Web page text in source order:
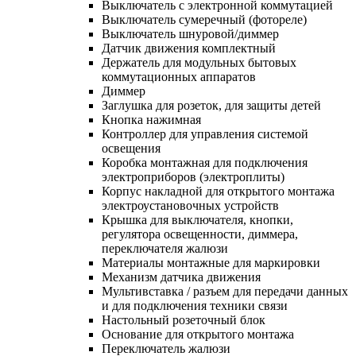
Выключатель с электронной коммутацией
Выключатель сумеречный (фотореле)
Выключатель шнуровой/диммер
Датчик движения комплектный
Держатель для модульных бытовых
коммутационных аппаратов
Диммер
Заглушка для розеток, для защиты детей
Кнопка нажимная
Контроллер для управления системой
освещения
Коробка монтажная для подключения
электроприборов (электроплиты)
Корпус накладной для открытого монтажа
электроустановочных устройств
Крышка для выключателя, кнопки,
регулятора освещенности, диммера,
переключателя жалюзи
Материалы монтажные для маркировки
Механизм датчика движения
Мультивставка / разъем для передачи данных
и для подключения техники связи
Настольный розеточный блок
Основание для открытого монтажа
Переключатель жалюзи